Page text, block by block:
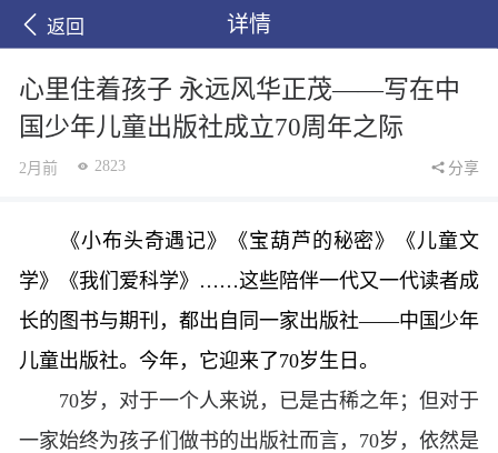
返回 详情
心里住着孩子 永远风华正茂——写在中
国少年儿童出版社成立70周年之际
2月前 2823 分享
《小布头奇遇记》《宝葫芦的秘密》《儿童文
学》《我们爱科学》……这些陪伴一代又一代读者成
长的图书与期刊，都出自同一家出版社——中国少年
儿童出版社。今年，它迎来了70岁生日。
70岁，对于一个人来说，已是古稀之年；但对于
一家始终为孩子们做书的出版社而言，70岁，依然是